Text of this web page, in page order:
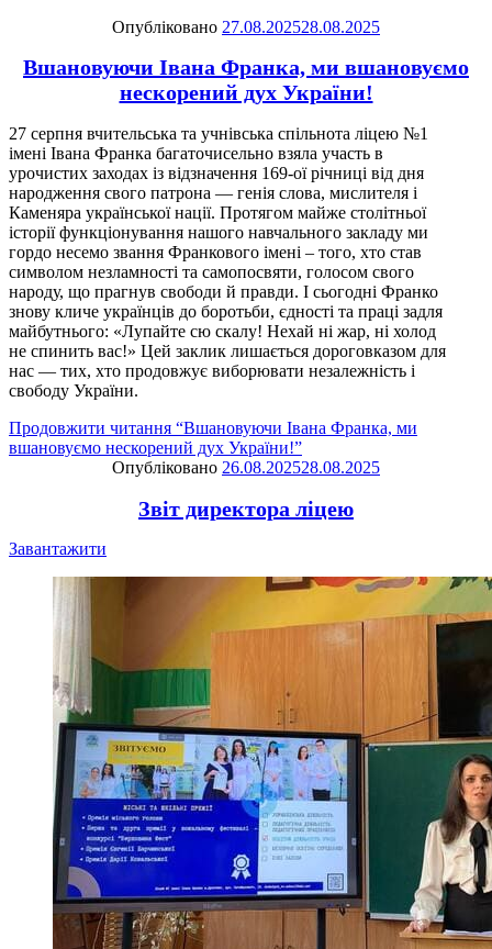
Опубліковано 27.08.202528.08.2025
Вшановуючи Івана Франка, ми вшановуємо
нескорений дух України!
27 серпня вчительська та учнівська спільнота ліцею №1
імені Івана Франка багаточисельно взяла участь в
урочистих заходах із відзначення 169-ої річниці від дня
народження свого патрона — генія слова, мислителя і
Каменяра української нації. Протягом майже столітньої
історії функціонування нашого навчального закладу ми
гордо несемо звання Франкового імені – того, хто став
символом незламності та самопосвяти, голосом свого
народу, що прагнув свободи й правди. І сьогодні Франко
знову кличе українців до боротьби, єдності та праці задля
майбутнього: «Лупайте сю скалу! Нехай ні жар, ні холод
не спинить вас!» Цей заклик лишається дороговказом для
нас — тих, хто продовжує виборювати незалежність і
свободу України.
Продовжити читання “Вшановуючи Івана Франка, ми
вшановуємо нескорений дух України!”
Опубліковано 26.08.202528.08.2025
Звіт директора ліцею
Завантажити